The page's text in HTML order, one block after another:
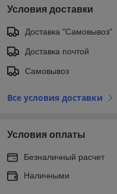
Условия доставки
Доставка "Самовывоз"
Доставка почтой
Самовывоз
Все условия доставки
Условия оплаты
Безналичный расчет
Наличными